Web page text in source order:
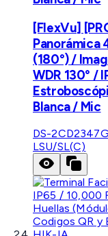
[FlexVu]
Panorámica
(180°) /
WDR 130° /
Blanca / Mic
DS-
LSU/SL(C)